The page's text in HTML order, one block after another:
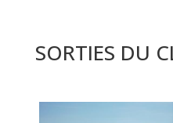
SORTIES DU